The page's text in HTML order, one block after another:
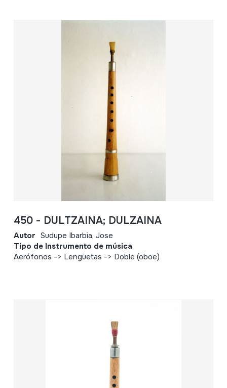
450 - DULTZAINA; DULZAINA
Autor Sudupe Ibarbia, Jose
Tipo de Instrumento de música
Aerófonos -> Lengüetas -> Doble (oboe)